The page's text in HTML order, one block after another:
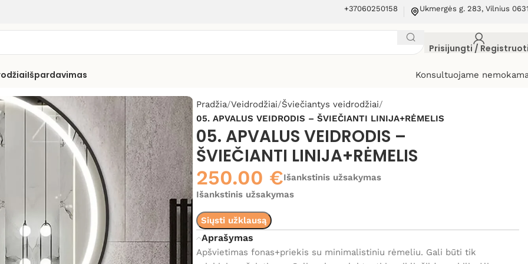
+37060250158 Ukmergės g. 283, Vilnius
Prisijungti /
Išpardavimas Konsultuojame
Pradžia Veidrodžiai Šviečiantys veidrodžiai
05. APVALUS VEIDRODIS – ŠVIEČIANTI LINIJA+RĖMELIS
05. APVALUS VEIDRODIS –
ŠVIEČIANTI LINIJA+RĖMELIS
250.00 €Išankstinis užsakymas
Išankstinis užsakymas
Siųsti užklausą
Aprašymas
Apšvietimas fonas+priekis su minimalistiniu rėmeliu. Gali būti tik